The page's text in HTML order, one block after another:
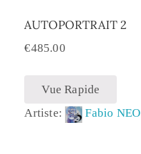
AUTOPORTRAIT 2
€485.00
Vue Rapide
Artiste:
Fabio NEO